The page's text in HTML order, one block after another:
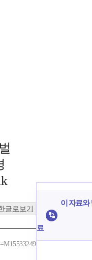
글로보기
이 자료와
료